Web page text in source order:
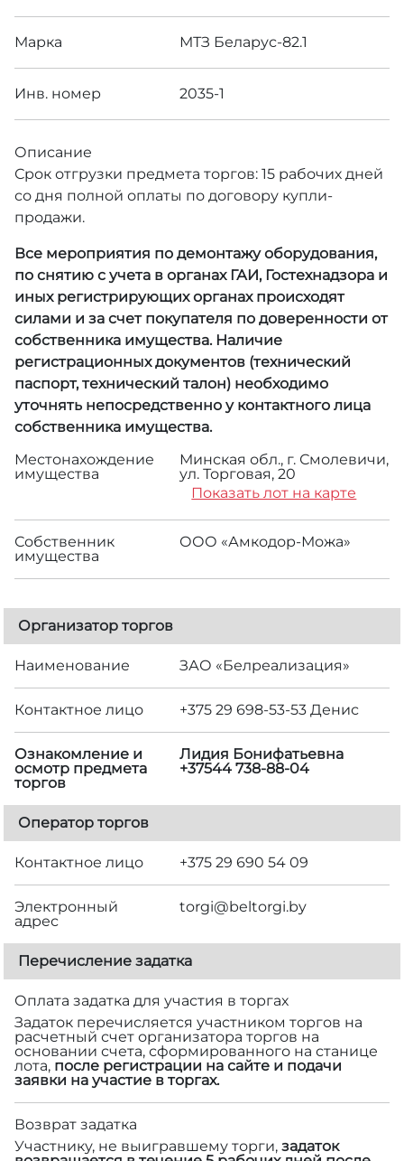
Марка МТЗ Беларус-82.1
Инв. номер 2035-1
Описание
Срок отгрузки предмета торгов: 15 рабочих дней
со дня полной оплаты по договору купли-
продажи.
Все мероприятия по демонтажу оборудования,
по снятию с учета в органах ГАИ, Гостехнадзора и
иных регистрирующих органах происходят
силами и за счет покупателя по доверенности от
собственника имущества. Наличие
регистрационных документов (технический
паспорт, технический талон) необходимо
уточнять непосредственно у контактного лица
собственника имущества.
Местонахождение
имущества
Минская обл., г. Смолевичи,
ул. Торговая, 20
Показать лот на карте
Собственник
имущества
ООО «Амкодор-Можа»
Организатор торгов
Наименование ЗАО «Белреализация»
Контактное лицо +375 29 698-53-53 Денис
Ознакомление и
осмотр предмета
торгов
Лидия Бонифатьевна
+37544 738-88-04
Оператор торгов
Контактное лицо +375 29 690 54 09
Электронный
адрес
torgi@beltorgi.by
Перечисление задатка
Оплата задатка для участия в торгах
Задаток перечисляется участником торгов на
расчетный счет организатора торгов на
основании счета, сформированного на станице
лота, после регистрации на сайте и подачи
заявки на участие в торгах.
Возврат задатка
Участнику, не выигравшему торги, задаток